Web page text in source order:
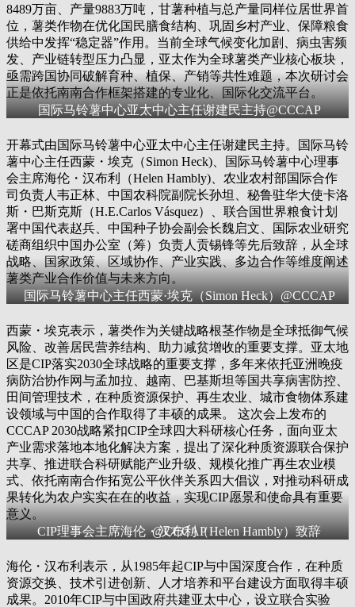
8489万亩、产量9883万吨，甘薯种植与总产量同样位居世界首
位，薯类作物在优化国民膳食结构、巩固乡村产业、保障粮食
供给中发挥“稳定器”作用。当前全球气候变化加剧、病虫害频
发、产业链转型压力凸显，亚太作为全球薯类产业核心板块，
亟需跨国协同破解育种、植保、产销等共性难题，本次研讨会
正是依托南南合作框架搭建的专业化、国际化交流平台。
国际马铃薯中心亚太中心主任谢建民主持@CCCAP
开幕式由国际马铃薯中心亚太中心主任谢建民主持。国际马铃
薯中心主任西蒙・埃克（Simon Heck)、国际马铃薯中心理事
会主席海伦・汉布利（Helen Hambly)、农业农村部国际合作
司负责人韦正林、中国农科院副院长孙坦、秘鲁驻华大使卡洛
斯・巴斯克斯（H.E.Carlos Vásquez）、联合国世界粮食计划
署中国代表赵兵、中国种子协会副会长魏启文、国际农业研究
磋商组织中国办公室（筹）负责人贡锡锋等先后致辞，从全球
战略、国家政策、区域协作、产业实践、多边合作等维度阐述
薯类产业合作价值与未来方向。
国际马铃薯中心主任西蒙·埃克（Simon Heck）@CCCAP
西蒙・埃克表示，薯类作为关键战略根茎作物是全球抵御气候
风险、改善居民营养结构、助力减贫增收的重要支撑。亚太地
区是CIP落实2030全球战略的重要支撑，多年来依托亚洲晚疫
病防治协作网与孟加拉、越南、巴基斯坦等国共享病害防控、
田间管理技术，在种质资源保护、再生农业、城市食物体系建
设领域与中国的合作取得了丰硕的成果。 这次会上发布的
CCCAP 2030战略紧扣CIP全球四大科研核心任务，面向亚太
产业需求落地本地化解决方案，提出了深化种质资源联合保护
共享、推进联合科研赋能产业升级、规模化推广再生农业模
式、依托南南合作拓宽公平伙伴关系四大倡议，对推动科研成
果转化为农户实实在在的收益，实现CIP愿景和使命具有重要
意义。
CIP理事会主席海伦・汉布利（Helen Hambly）致辞@CCCAP
海伦・汉布利表示，从1985年起CIP与中国深度合作，在种质
资源交换、技术引进创新、人才培养和平台建设方面取得丰硕
成果。2010年CIP与中国政府共建亚太中心，设立联合实验